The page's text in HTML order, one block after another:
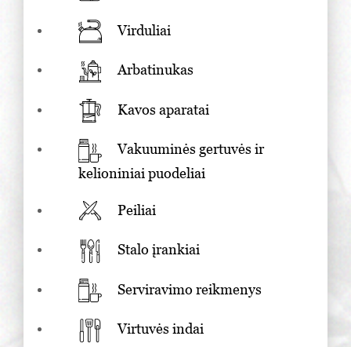
Virduliai
Arbatinukas
Kavos aparatai
Vakuuminės gertuvės ir
kelioniniai puodeliai
Peiliai
Stalo įrankiai
Serviravimo reikmenys
Virtuvės indai